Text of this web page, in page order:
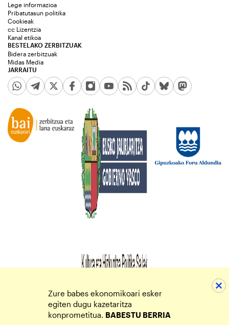
JARRAITU
Lege informazioa
Pribatutasun politika
Cookieak
cc Lizentzia
Kanal etikoa
BESTELAKO ZERBITZUAK
Bidera zerbitzuak
Midas Media
Zure babes ekonomikoari esker
egiten dugu kazetaritza
konprometitua. BABESTU BERRIA